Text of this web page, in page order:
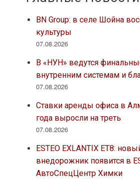
BN Group: в селе Шойна
культуры
07.08.2026
В «НУН» ведутся
внутренним системам и
07.08.2026
Ставки аренды офиса в
года выросли на треть
07.08.2026
ESTEO EXLANTIX ET8:
внедорожник появится в
АвтоСпецЦентр Химки